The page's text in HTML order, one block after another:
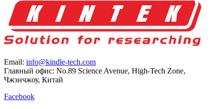
Email: info@kindle-tech.com
Главный офис: No.89 Science Avenue, High-Tech Zone,
Чжэнчжоу, Китай
Facebook